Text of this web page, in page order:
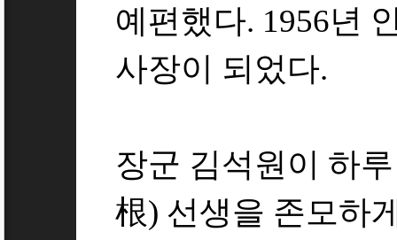
예편했다. 1956년
사장이 되었다.
장군 김석원이 하
根) 선생을 존모하